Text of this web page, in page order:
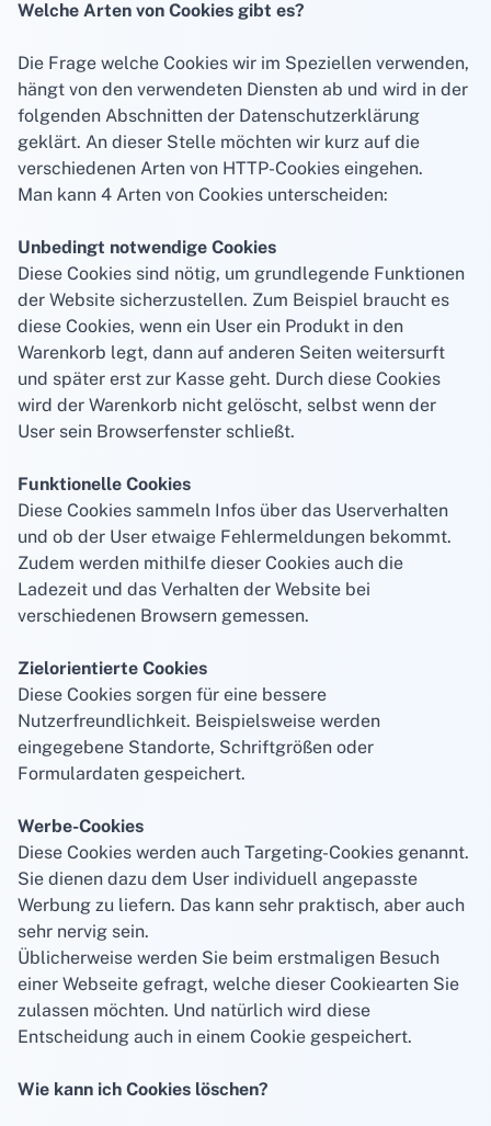
Welche Arten von Cookies gibt es?
Die Frage welche Cookies wir im Speziellen verwenden,
hängt von den verwendeten Diensten ab und wird in der
folgenden Abschnitten der Datenschutzerklärung
geklärt. An dieser Stelle möchten wir kurz auf die
verschiedenen Arten von HTTP-Cookies eingehen.
Man kann 4 Arten von Cookies unterscheiden:
Unbedingt notwendige Cookies
Diese Cookies sind nötig, um grundlegende Funktionen
der Website sicherzustellen. Zum Beispiel braucht es
diese Cookies, wenn ein User ein Produkt in den
Warenkorb legt, dann auf anderen Seiten weitersurft
und später erst zur Kasse geht. Durch diese Cookies
wird der Warenkorb nicht gelöscht, selbst wenn der
User sein Browserfenster schließt.
Funktionelle Cookies
Diese Cookies sammeln Infos über das Userverhalten
und ob der User etwaige Fehlermeldungen bekommt.
Zudem werden mithilfe dieser Cookies auch die
Ladezeit und das Verhalten der Website bei
verschiedenen Browsern gemessen.
Zielorientierte Cookies
Diese Cookies sorgen für eine bessere
Nutzerfreundlichkeit. Beispielsweise werden
eingegebene Standorte, Schriftgrößen oder
Formulardaten gespeichert.
Werbe-Cookies
Diese Cookies werden auch Targeting-Cookies genannt.
Sie dienen dazu dem User individuell angepasste
Werbung zu liefern. Das kann sehr praktisch, aber auch
sehr nervig sein.
Üblicherweise werden Sie beim erstmaligen Besuch
einer Webseite gefragt, welche dieser Cookiearten Sie
zulassen möchten. Und natürlich wird diese
Entscheidung auch in einem Cookie gespeichert.
Wie kann ich Cookies löschen?